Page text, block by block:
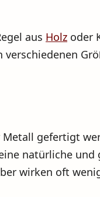
aus Holz oder
gefertigt
natürliche
wirken oft